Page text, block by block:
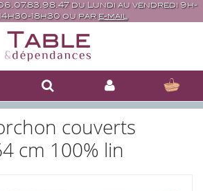
du Lundi au vendredi 9h-
18h30 ou par e-mail
couverts
cm 100% lin